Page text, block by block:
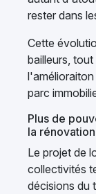
rester dans
Cette
bailleurs,
parc
Plus de
la
Le projet de
collectivités
décisions du